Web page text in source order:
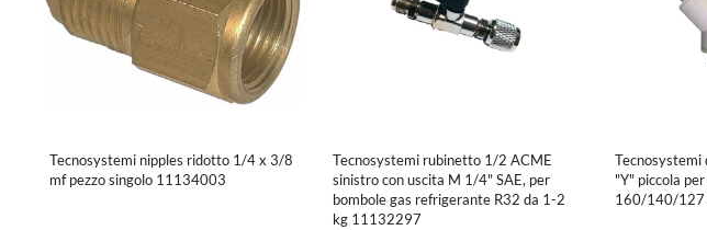
Tecnosystemi nipples ridotto 1/4 x 3/8
mf pezzo singolo 11134003
Tecnosystemi rubinetto 1/2 ACME
sinistro con uscita M 1/4" SAE, per
bombole gas refrigerante R32 da 1-2
kg 11132297
Tecnosystemi
"Y" piccola
160/140/